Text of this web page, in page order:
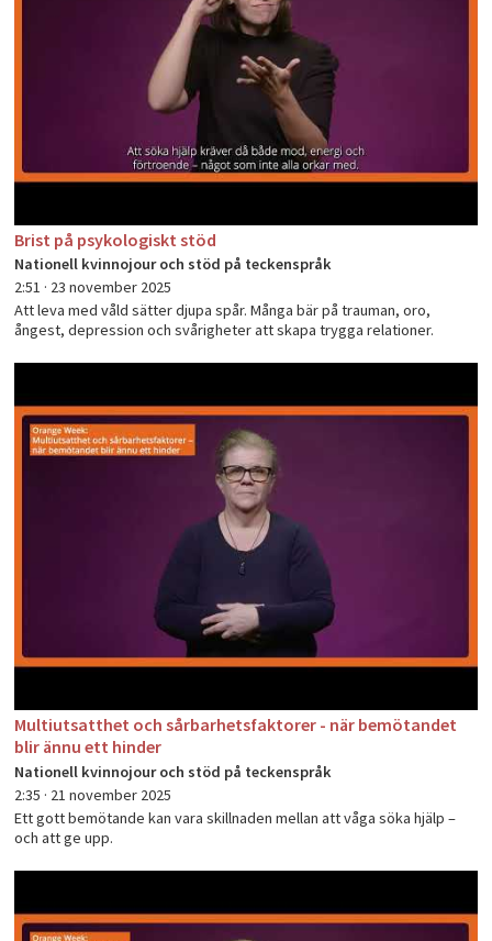
Brist på psykologiskt stöd
Nationell kvinnojour och stöd på teckenspråk
2:51 · 23 november 2025
Att leva med våld sätter djupa spår. Många bär på trauman, oro,
ångest, depression och svårigheter att skapa trygga relationer.
Multiutsatthet och sårbarhetsfaktorer - när bemötandet
blir ännu ett hinder
Nationell kvinnojour och stöd på teckenspråk
2:35 · 21 november 2025
Ett gott bemötande kan vara skillnaden mellan att våga söka hjälp –
och att ge upp.